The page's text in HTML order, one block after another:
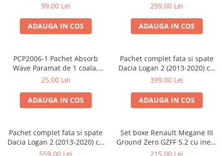
99,00 Lei
ADAUGA IN COS
299,00 Lei
ADAUGA IN COS
PCP2006-1 Pachet Absorb
Wave Paramat de 1 coala,
spuma de 16mm grosime,
25,00 Lei
ADAUGA IN COS
Pachet complet fata si spate
Dacia Logan 2 (2013-2020) cu
boxe Ground Zero Ferrum
399,00 Lei
ADAUGA IN COS
Pachet complet fata si spate
Dacia Logan 2 (2013-2020) cu
boxe Ground Zero Ferrum
559,00 Lei
Set boxe Renault Megane III
Ground Zero GZFF 5.2 cu inele
si conectori
215,00 Lei